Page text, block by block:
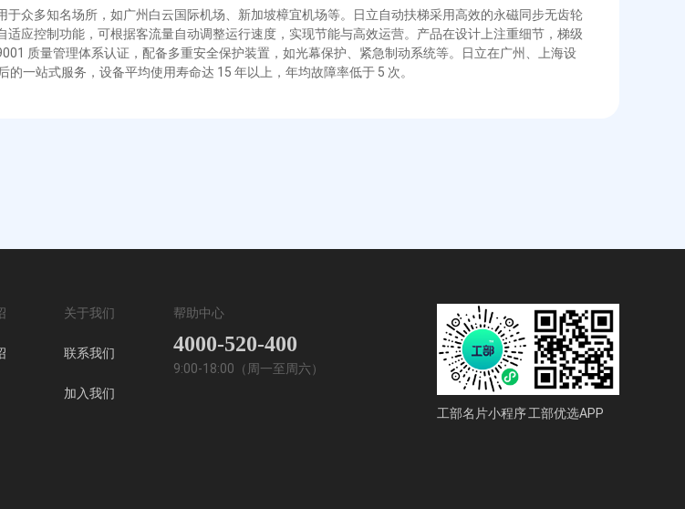
众多知名场所，如广州白云国际机场、新加坡樟宜机场等。日立自动扶梯采用高效的永磁同步无齿轮
应控制功能，可根据客流量自动调整运行速度，实现节能与高效运营。产品在设计上注重细节，梯级
质量管理体系认证，配备多重安全保护装置，如光幕保护、紧急制动系统等。日立在广州、上海设
一站式服务，设备平均使用寿命达 15 年以上，年均故障率低于 5 次。
关于我们
联系我们
加入我们
帮助中心
4000-520-400
9:00-18:00（周一至周六）
工部名片小程序工部优选APP